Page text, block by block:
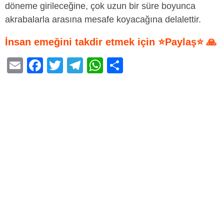
döneme girileceğine, çok uzun bir süre boyunca
akrabalarla arasına mesafe koyacağına delalettir.
İnsan emeğini takdir etmek için ⭐Paylaş⭐ 🙏
E
F
T
T
W